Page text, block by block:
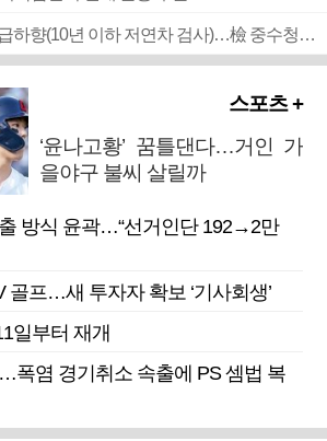
■ 검사 신분 버리고 직급하향(10년 이하 저연차 검사)…檢 중수청행 기피
스포츠 +
‘윤나고황’ 꿈틀댄다…거인 가
을야구 불씨 살릴까
방식 윤곽…“선거인단 192→2만
골프…새 투자자 확보 ‘기사회생’
일부터 재개
폭염 경기취소 속출에 PS 셈법 복